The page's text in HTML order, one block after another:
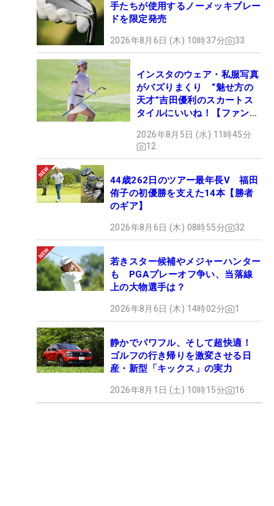
手たちが使用するノーメッキブレー
ドを限定発売
2026年8月6日 (木) 10時37分 33
インスタのウェア・私服写真
がバズりまくり “魅せ方の
天才”吉田優利のスカートス
タイルにいいね！【ファンが
2026年8月5日 (水) 11時45分
12
44歳262日のツアー最年長V 福田
侑子の初優勝を支えた14本【勝者
のギア】
2026年8月6日 (木) 08時55分 32
若きスター候補やメジャーハンター
も PGAプレーオフ争い、当落線
上の大物選手は？
2026年8月6日 (木) 14時02分 1
静かでパワフル、そして超快適！
ゴルフの行き帰りを激変させる日
産・新型「キックス」の実力
2026年8月1日 (土) 10時15分 16